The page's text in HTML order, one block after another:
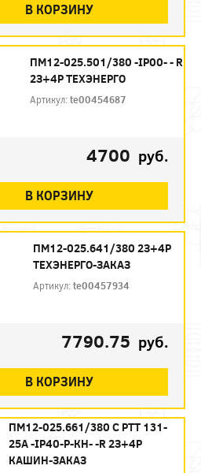
В КОРЗИНУ
ПМ12-025.501/380 -IP00- - R
2З+4Р ТЕХЭНЕРГО
Артикул:te00454687
4700 руб.
В КОРЗИНУ
ПМ12-025.641/380 2З+4Р
ТЕХЭНЕРГО-ЗАКАЗ
Артикул:te00457934
7790.75 руб.
В КОРЗИНУ
ПМ12-025.661/380 С РТТ 131-
25А -IP40-Р-КН- -R 2З+4Р
КАШИН-ЗАКАЗ